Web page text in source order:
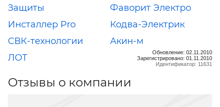
Защиты
Фаворит Электро
Инсталлер Pro
Кодва-Электрик
СВК-технологии
Акин-м
ЛОТ
Обновление: 02.11.2010
Зарегистрировано: 01.11.2010
Идентификатор: 11631
Отзывы о компании